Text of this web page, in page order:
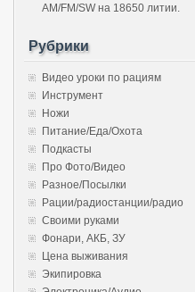
AM/FM/SW на 18650 литии.
Рубрики
Видео уроки по рациям
Инструмент
Ножи
Питание/Еда/Охота
Подкасты
Про Фото/Видео
Разное/Посылки
Рации/радиостанции/радио
Своими руками
Фонари, АКБ, ЗУ
Цена выживания
Экипировка